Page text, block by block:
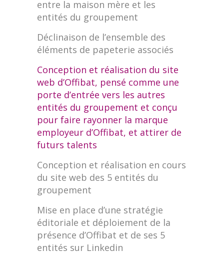
entre la maison mère et les
entités du groupement
Déclinaison de l’ensemble des
éléments de papeterie associés
Conception et réalisation du site
web d’Offibat, pensé comme une
porte d’entrée vers les autres
entités du groupement et conçu
pour faire rayonner la marque
employeur d’Offibat, et attirer de
futurs talents
Conception et réalisation en cours
du site web des 5 entités du
groupement
Mise en place d’une stratégie
éditoriale et déploiement de la
présence d’Offibat et de ses 5
entités sur Linkedin